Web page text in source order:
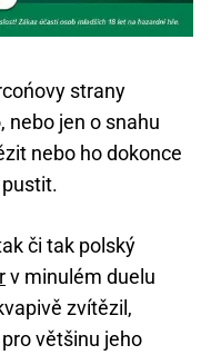
strany
nebo jen o snahu
nebo ho dokonce
či tak polský
v minulém duelu
zvítězil,
většinu jeho